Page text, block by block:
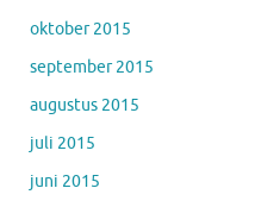
oktober 2015
september 2015
augustus 2015
juli 2015
juni 2015